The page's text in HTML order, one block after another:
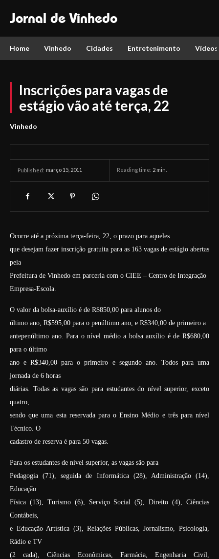
Jornal de Vinhedo
Home Vinhedo Cidades Entretenimento Vídeos
Inscrições para vagas de
estágio vão até terça, 22
Vinhedo
Published: março 15, 2011 Reading time: 2 min.
Ocorre até a próxima terça-feira, 22, o prazo para aqueles
que desejam fazer inscrição gratuita para as 163 vagas de estágio abertas
pela
Prefeitura de Vinhedo em parceria com o CIEE – Centro de Integração
Empresa-Escola.
O valor da bolsa-auxílio é de R$850,00 para alunos do
último ano, R$595,00 para o penúltimo ano, e R$340,00 de primeiro a
antepenúltimo ano. Para o nível médio a bolsa auxílio é de R$680,00
para o último
ano e R$340,00 para o primeiro e segundo ano. Todos para uma
jornada de 6 horas
diárias. Todas as vagas são para estudantes do nível superior, exceto
quatro,
sendo que uma esta reservada para o Ensino Médio e três para nível
Técnico. O
cadastro de reserva é para 50 vagas.
Para os estudantes de nível superior, as vagas são para
Pedagogia (71), seguida de Informática (28), Administração (14),
Educação
Física (13), Turismo (6), Serviço Social (5), Direito (4), Ciências
Contábeis,
e Educação Artística (3), Relações Públicas, Jornalismo, Psicologia,
Rádio e TV
(2 cada), Ciências Econômicas, Farmácia, Engenharia Civil,